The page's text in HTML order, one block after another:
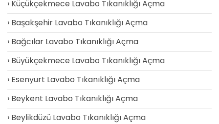
Küçükçekmece Lavabo Tıkanıklığı Açma
Başakşehir Lavabo Tıkanıklığı Açma
Bağcılar Lavabo Tıkanıklığı Açma
Büyükçekmece Lavabo Tıkanıklığı Açma
Esenyurt Lavabo Tıkanıklığı Açma
Beykent Lavabo Tıkanıklığı Açma
Beylikdüzü Lavabo Tıkanıklığı Açma